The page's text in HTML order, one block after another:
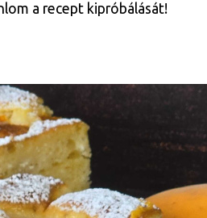
a recept kipróbálását!